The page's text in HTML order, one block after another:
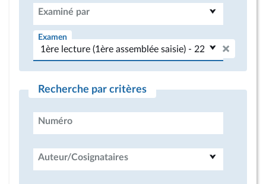
Examiné par
Examen
Recherche par critères
Numéro
Auteur/Cosignataires